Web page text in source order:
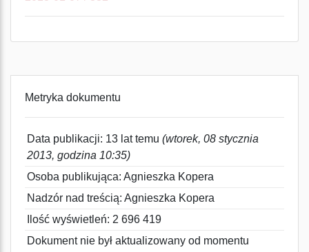
Metryka dokumentu
Data publikacji: 13 lat temu (wtorek, 08 stycznia
2013, godzina 10:35)
Osoba publikująca: Agnieszka Kopera
Nadzór nad treścią: Agnieszka Kopera
Ilość wyświetleń: 2 696 419
Dokument nie był aktualizowany od momentu